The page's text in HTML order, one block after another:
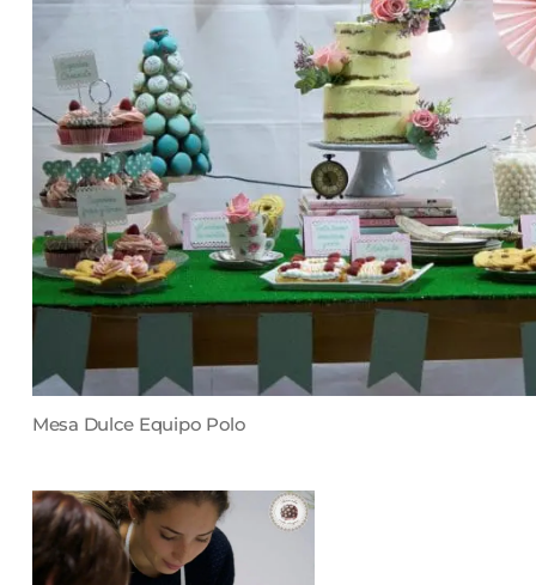
Mesa Dulce Equipo Polo